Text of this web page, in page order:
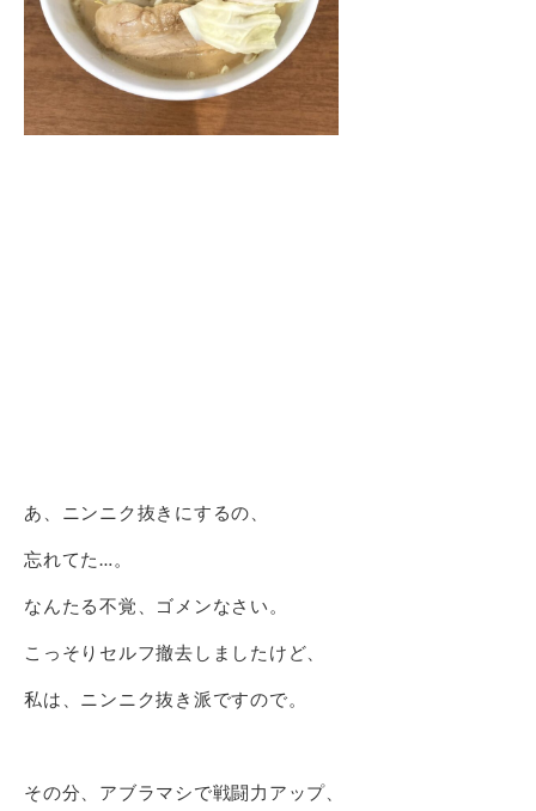
あ、ニンニク抜きにするの、
忘れてた…。
なんたる不覚、ゴメンなさい。
こっそりセルフ撤去しましたけど、
私は、ニンニク抜き派ですので。
その分、アブラマシで戦闘力アップ、